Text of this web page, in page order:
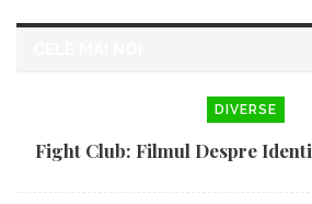
DIVERSE
Fight Club: Filmul Despre